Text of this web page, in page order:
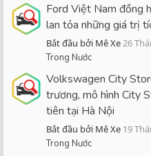
Ford Việt Nam đồng
lan tỏa những giá trị
Bắt đầu bởi Mê Xe26
Trong Nước
Volkswagen City
trương, mô hình City
tiên tại Hà Nội
Bắt đầu bởi Mê Xe 19
Trong Nước